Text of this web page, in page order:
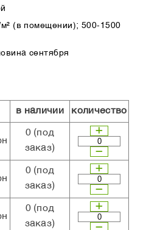
(в помещении); 500-1500
сентября
в наличии количество
0(под
заказ)
0(под
заказ)
0(под
заказ)